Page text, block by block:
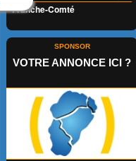
Franche-Comté
SPONSOR
VOTRE ANNONCE ICI ?